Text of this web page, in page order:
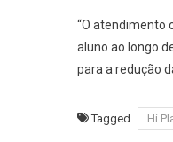
“O atendimento
aluno ao longo
para a redução
Tagged Hi